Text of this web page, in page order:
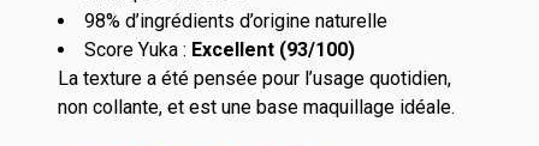
98% d’ingrédients d’origine naturelle
Score Yuka : Excellent (93/100)
La texture a été pensée pour l’usage quotidien,
non collante, et est une base maquillage idéale.